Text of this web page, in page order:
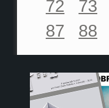
72
73
87
88